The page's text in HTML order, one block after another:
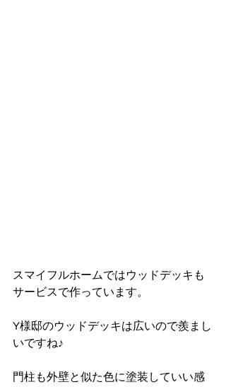
スマイフルホームではウッドデッキも
サービスで作っています。
Y様邸のウッドデッキは広いので羨まし
いですね♪
門柱も外壁と似た色に塗装していい感